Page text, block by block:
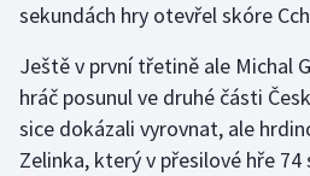
Motorsport
Olympijské hry
Parasport
sekundách hry otevřel skóre
Ještě v první třetině ale Michal
hráč posunul ve druhé části
sice dokázali vyrovnat, ale
Zelinka, který v přesilové hře